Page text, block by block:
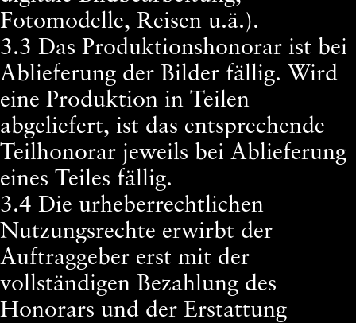
Fotomodelle, Reisen u.ä.).
3.3 Das Produktionshonorar ist bei
Ablieferung der Bilder fällig. Wird
eine Produktion in Teilen
abgeliefert, ist das entsprechende
Teilhonorar jeweils bei Ablieferung
eines Teiles fällig.
3.4 Die urheberrechtlichen
Nutzungsrechte erwirbt der
Auftraggeber erst mit der
vollständigen Bezahlung des
Honorars und der Erstattung